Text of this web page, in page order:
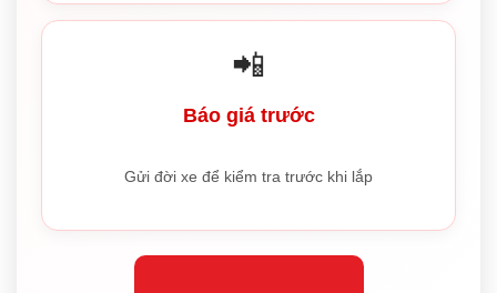
📲
Báo giá trước
Gửi đời xe để kiểm tra trước khi lắp